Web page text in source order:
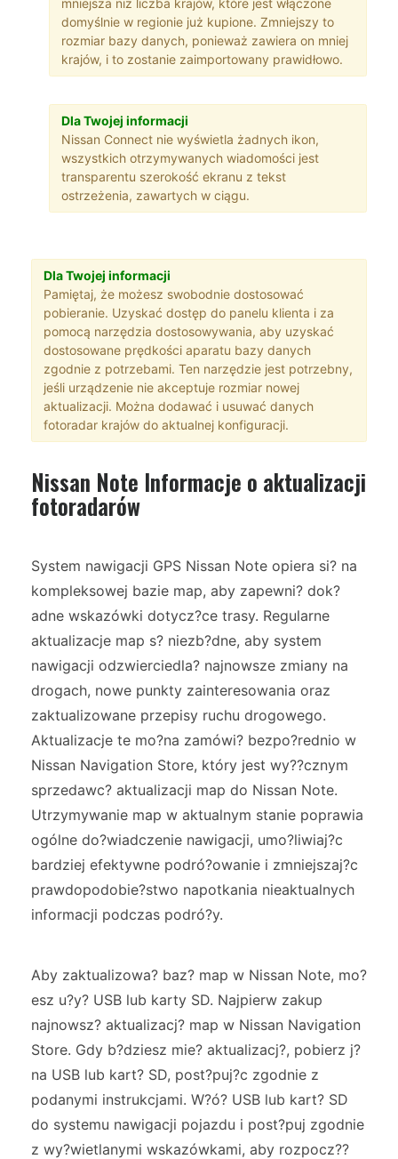
mniejsza niż liczba krajów, które jest włączone
domyślnie w regionie już kupione. Zmniejszy to
rozmiar bazy danych, ponieważ zawiera on mniej
krajów, i to zostanie zaimportowany prawidłowo.
Dla Twojej informacji
Nissan Connect nie wyświetla żadnych ikon,
wszystkich otrzymywanych wiadomości jest
transparentu szerokość ekranu z tekst
ostrzeżenia, zawartych w ciągu.
Dla Twojej informacji
Pamiętaj, że możesz swobodnie dostosować
pobieranie. Uzyskać dostęp do panelu klienta i za
pomocą narzędzia dostosowywania, aby uzyskać
dostosowane prędkości aparatu bazy danych
zgodnie z potrzebami. Ten narzędzie jest potrzebny,
jeśli urządzenie nie akceptuje rozmiar nowej
aktualizacji. Można dodawać i usuwać danych
fotoradar krajów do aktualnej konfiguracji.
Nissan Note Informacje o aktualizacji
fotoradarów
System nawigacji GPS Nissan Note opiera si? na
kompleksowej bazie map, aby zapewni? dok?
adne wskazówki dotycz?ce trasy. Regularne
aktualizacje map s? niezb?dne, aby system
nawigacji odzwierciedla? najnowsze zmiany na
drogach, nowe punkty zainteresowania oraz
zaktualizowane przepisy ruchu drogowego.
Aktualizacje te mo?na zamówi? bezpo?rednio w
Nissan Navigation Store, który jest wy??cznym
sprzedawc? aktualizacji map do Nissan Note.
Utrzymywanie map w aktualnym stanie poprawia
ogólne do?wiadczenie nawigacji, umo?liwiaj?c
bardziej efektywne podró?owanie i zmniejszaj?c
prawdopodobie?stwo napotkania nieaktualnych
informacji podczas podró?y.
Aby zaktualizowa? baz? map w Nissan Note, mo?
esz u?y? USB lub karty SD. Najpierw zakup
najnowsz? aktualizacj? map w Nissan Navigation
Store. Gdy b?dziesz mie? aktualizacj?, pobierz j?
na USB lub kart? SD, post?puj?c zgodnie z
podanymi instrukcjami. W?ó? USB lub kart? SD
do systemu nawigacji pojazdu i post?puj zgodnie
z wy?wietlanymi wskazówkami, aby rozpocz??